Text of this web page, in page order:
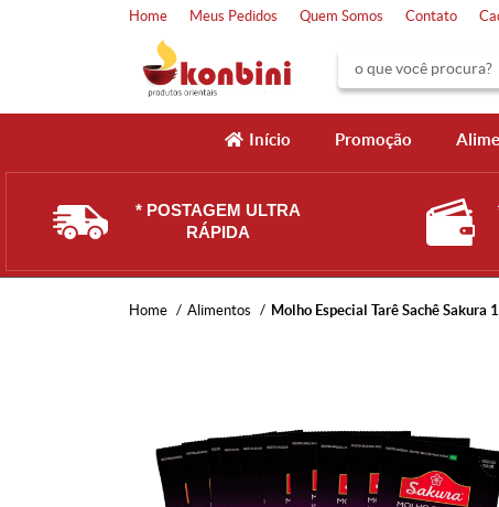
Home Meus Pedidos Quem Somos Contato
Início Promoção
* POSTAGEM ULTRA
RÁPIDA
Home Alimentos Molho Especial Tarê Sachê Sakura